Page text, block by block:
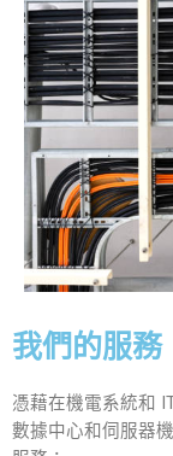
我們的服務
憑藉在機電系統和
數據中心和伺服器